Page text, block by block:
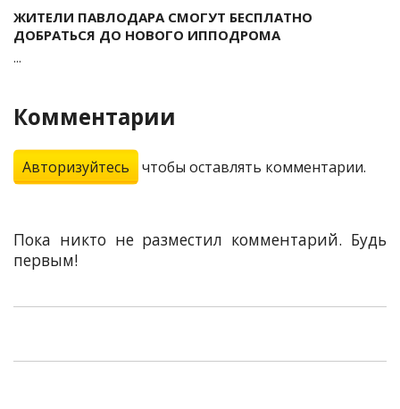
ЖИТЕЛИ ПАВЛОДАРА СМОГУТ БЕСПЛАТНО
ДОБРАТЬСЯ ДО НОВОГО ИППОДРОМА
...
Комментарии
Авторизуйтесь чтобы оставлять комментарии.
Пока никто не разместил комментарий. Будь
первым!